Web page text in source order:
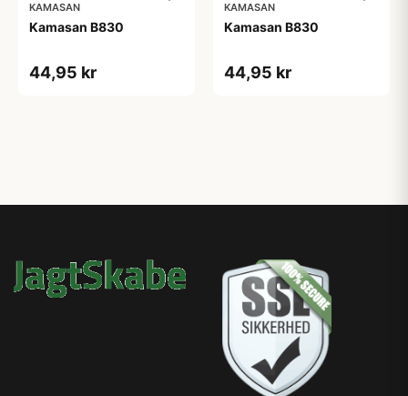
KAMASAN
Kamasan B830
44,95 kr
KAMASAN
Kamasan B830
44,95 kr